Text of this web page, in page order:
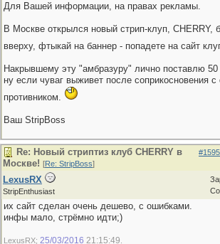
Для Вашей информации, на правах рекламы.
В Москве открылся новый стрип-клуп, CHERRY,
вверху, фтыкай на баннер - попадете на сайт
Накрывшему эту "амбразуру" лично поставлю
ну если чуваг выживет после соприкосновения с
противником.
Ваш StripBoss
Re: Новый стриптиз клуб CHERRY в
Москве! [Re: StripBoss]
LexusRX
StripEnthusiast
их сайт сделан очень дешево, с ошибками.
инфы мало, стрёмно идти;)
LexusRX; 25/03/2016 21:15:49